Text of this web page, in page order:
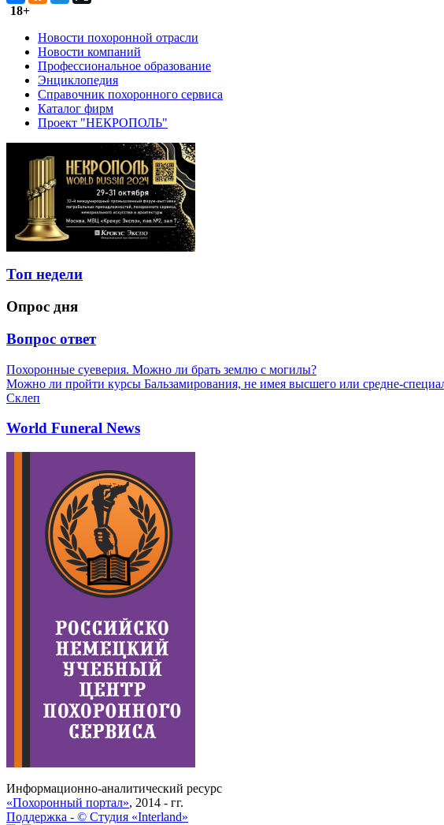
18+
Новости похоронной отрасли
Новости компаний
Профессиональное образование
Энциклопедия
Справочник похоронного сервиса
Каталог фирм
Проект "НЕКРОПОЛЬ"
Топ недели
Опрос дня
Вопрос ответ
Похоронные суеверия. Можно ли брать землю с могилы?
Можно ли пройти курсы Бальзамирования, не имея высшего или средне-
Склеп
World Funeral News
Информационно-аналитический ресурс
«Похоронный портал», 2014 - гг.
Поддержка - © Cтудия «Interland»